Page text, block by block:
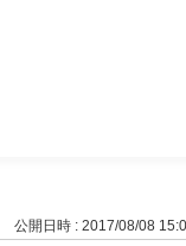
公開日時 : 2017/08/08